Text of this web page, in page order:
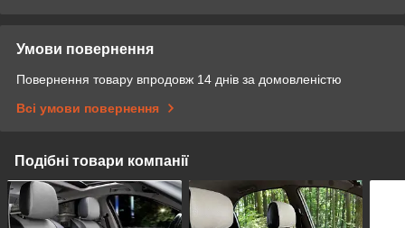
Умови повернення
Повернення товару впродовж 14 днів за домовленістю
Всі умови повернення
Подібні товари компанії